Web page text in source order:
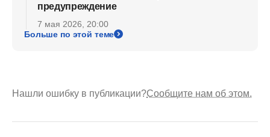
предупреждение
7 мая 2026, 20:00
Больше по этой теме
Нашли ошибку в публикации?Сообщите нам об этом.